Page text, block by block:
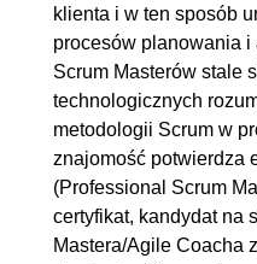
4.5. Sprint Review
4.6. Sprint Retrospective
5. Artefakty Scruma
5.1. Produkty pracy w
5.2. Product Backlog
5.3. Sprint Backlog
5.4. Increment
klienta i w ten sposób
procesów planowania
Scrum Masterów stale
technologicznych
metodologii Scrum w
znajomość potwierdza
(Professional Scrum
certyfikat, kandydat na
Mastera/Agile Coacha